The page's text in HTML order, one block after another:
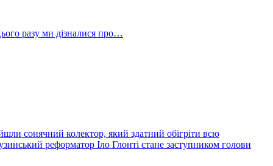
разу ми дізналися про…
сонячний колектор, який здатний обігріти всю
реформатор Іло Глонті стане заступником голови